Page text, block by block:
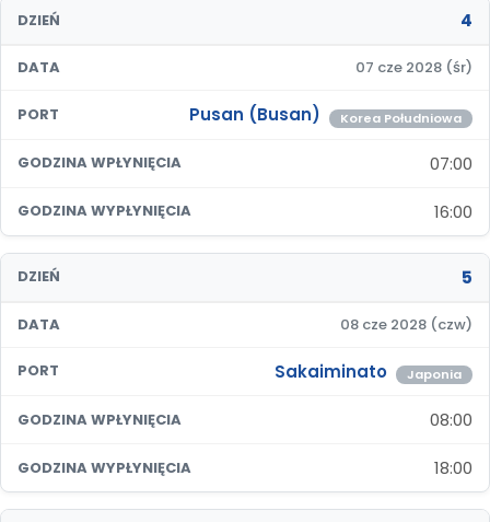
DZIEŃ 4
DATA 07 cze 2028 (śr)
PORT Pusan (Busan) Korea Południowa
GODZINA WPŁYNIĘCIA 07:00
GODZINA WYPŁYNIĘCIA 16:00
DZIEŃ 5
DATA 08 cze 2028 (czw)
PORT Sakaiminato Japonia
GODZINA WPŁYNIĘCIA 08:00
GODZINA WYPŁYNIĘCIA 18:00